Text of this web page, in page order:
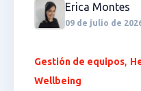
Erica Montes
09 de julio de
Gestión de equipos,
Wellbeing